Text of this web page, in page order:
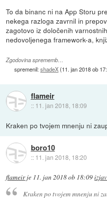
To da binanc ni na App Storu
nekega razloga zavrnil in
zagotovo iz določenih
nedovoljenega framework-a,
Zgodovina sprememb…
spremenil:shadeX(11. jan 2018 ob
flameir
:: 11. jan 2018, 18:09
Kraken po tvojem mnenju ni
boro10
:: 11. jan 2018, 18:20
flameirje 11. jan 2018 ob 18:09
Kraken po tvojem mnenju ni